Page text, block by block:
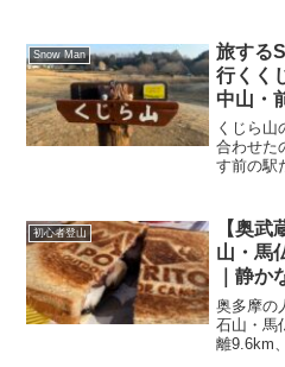
Snow Man
旅する
行くく
中山・
くじら山
合わせた
す前の駅
なぐ縦
（堂山
初心者登山
【奥
山・馬
｜静か
奥多摩の
石山・馬
離9.6km